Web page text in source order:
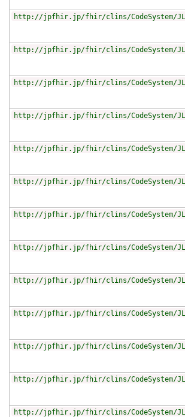
http://jpfhir.jp/fhir/clins/CodeSystem/
http://jpfhir.jp/fhir/clins/CodeSystem/
http://jpfhir.jp/fhir/clins/CodeSystem/
http://jpfhir.jp/fhir/clins/CodeSystem/
http://jpfhir.jp/fhir/clins/CodeSystem/
http://jpfhir.jp/fhir/clins/CodeSystem/
http://jpfhir.jp/fhir/clins/CodeSystem/
http://jpfhir.jp/fhir/clins/CodeSystem/
http://jpfhir.jp/fhir/clins/CodeSystem/
http://jpfhir.jp/fhir/clins/CodeSystem/
http://jpfhir.jp/fhir/clins/CodeSystem/
http://jpfhir.jp/fhir/clins/CodeSystem/
http://jpfhir.jp/fhir/clins/CodeSystem/